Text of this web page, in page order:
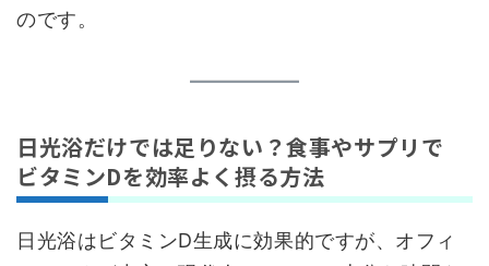
のです。
日光浴だけでは足りない？食事やサプリで
ビタミンDを効率よく摂る方法
日光浴はビタミンD生成に効果的ですが、オフィ